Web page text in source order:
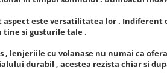
aspect este versatilitatea lor . Indiferent
tine si gusturile tale .
, lenjeriile cu volanase nu numai ca
durabil , acestea rezista chiar si